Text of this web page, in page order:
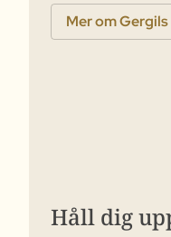
Mer om Gergils
Håll dig